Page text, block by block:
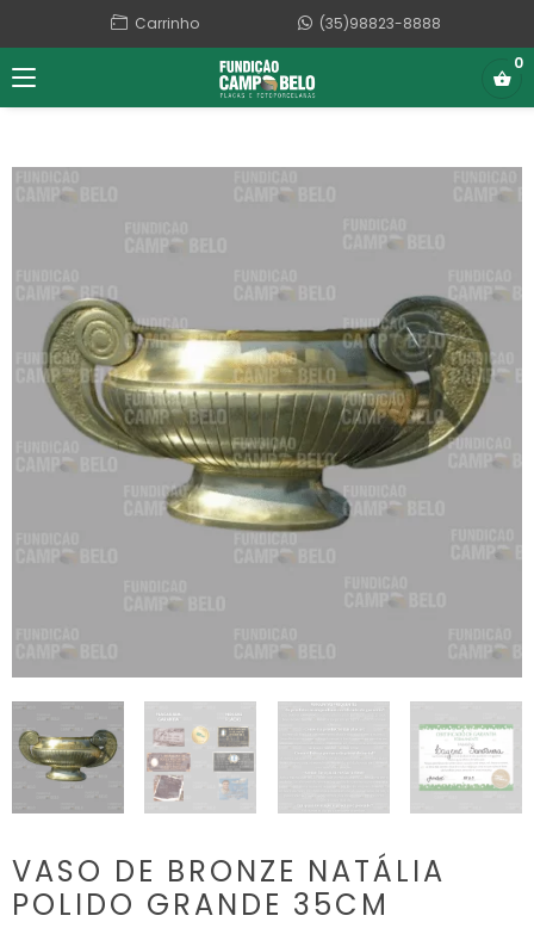
Carrinho
(35)98823-8888
0
VASO DE BRONZE NATÁLIA
POLIDO GRANDE 35CM